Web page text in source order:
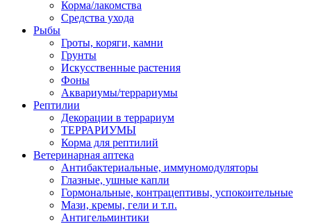
Корма/лакомства
Средства ухода
Рыбы
Гроты, коряги, камни
Грунты
Искусственные растения
Фоны
Аквариумы/террариумы
Рептилии
Декорации в террариум
ТЕРРАРИУМЫ
Корма для рептилий
Ветеринарная аптека
Антибактериальные, иммуномодуляторы
Глазные, ушные капли
Гормональные, контрацептивы, успокоительные
Мази, кремы, гели и т.п.
Антигельминтики